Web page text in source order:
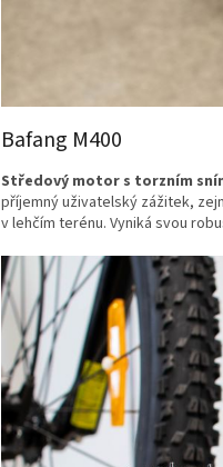
Bafang M400
Středový motor s torzním
příjemný uživatelský zážitek,
v lehčím terénu. Vyniká svou